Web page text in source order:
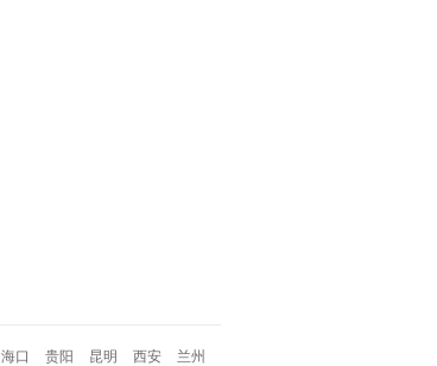
海口 贵阳 昆明 西安
兰州